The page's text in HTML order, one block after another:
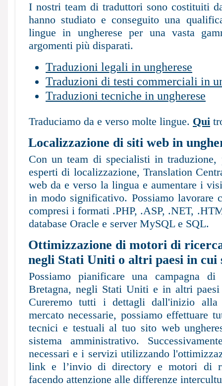
I nostri team di traduttori sono costituiti
hanno studiato e conseguito una
lingue in ungherese per una vasta
argomenti più disparati.
Traduzioni legali in ungherese
Traduzioni di testi commerciali in
Traduzioni tecniche in ungherese
Traduciamo da e verso molte lingue. Qui
Localizzazione di siti web in
Con un team di specialisti in traduzione,
esperti di localizzazione, Translation
web da e verso la lingua e aumentare i
in modo significativo. Possiamo lavorare
compresi i formati .PHP, .ASP, .NET,
database Oracle e server MySQL e SQL.
Ottimizzazione di motori di
negli Stati Uniti o altri paesi in cui
Possiamo pianificare una campagna
Bretagna, negli Stati Uniti e in altri
Cureremo tutti i dettagli dall'inizio
mercato necessarie, possiamo effettuare
tecnici e testuali al tuo sito web
sistema amministrativo.
necessari e i servizi utilizzando
link e l’invio di directory e motori di
facendo attenzione alle differenze